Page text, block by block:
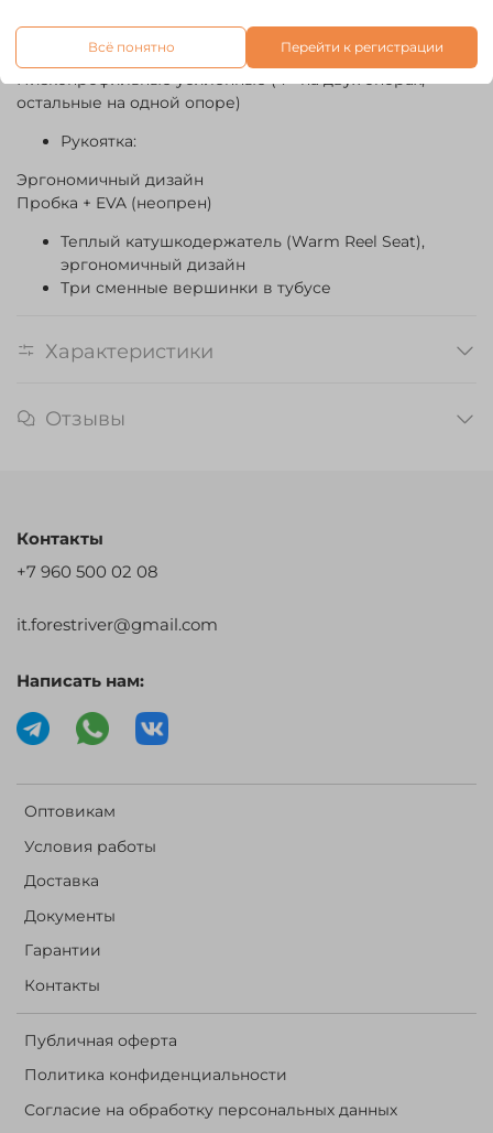
Конструкция тюльпан, предотвращающая перехлест
лески (Antitwisting Tip)
остальные на одной опоре)
Рукоятка:
Эргономичный дизайн
Пробка + EVA (неопрен)
Теплый катушкодержатель (Warm Reel Seat),
эргономичный дизайн
Три сменные вершинки в тубусе
Характеристики
Отзывы
Оптовикам
Условия работы
Доставка
Документы
Гарантии
Контакты
Публичная оферта
Политика конфиденциальности
Согласие на обработку персональных данных
Контакты
+7 960 500 02 08
it.forestriver@gmail.com
Написать нам:
Всё понятно Перейти к регистрации